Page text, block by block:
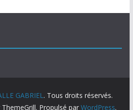
GABRIEL. Tous droits réservés.
Propulsé par WordPress.